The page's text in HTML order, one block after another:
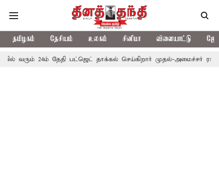
தமிழகம் தேசியம் உலகம் சினிமா விளையாட்டு
24ம் தேதி பட்ஜெட் தாக்கல் செய்கிறார் முதல்-அமைச்சர் ரங்கசாமி